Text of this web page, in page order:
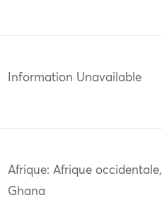
Information Unavailable
Afrique: Afrique occidentale,
Ghana